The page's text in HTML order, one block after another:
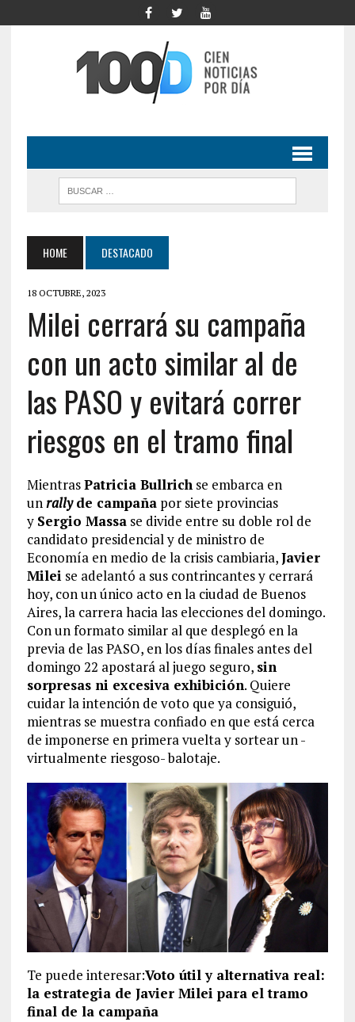
HOME DESTACADO
18 OCTUBRE, 2023
Milei cerrará su campaña
con un acto similar al de
las PASO y evitará correr
riesgos en el tramo final
MientrasPatricia Bullrichse embarca en
unrallyde campañapor siete provincias
y Sergio Massase divide entre su doble rol de
candidato presidencial y de ministro de
Economía en medio de la crisis cambiaria,Javier
Milei se adelantó a sus contrincantes y cerrará
hoy, con un único acto en la ciudad de Buenos
Aires, la carrera hacia las elecciones del domingo.
Con un formato similar al que desplegó en la
previa de las PASO, en los días finales antes del
domingo 22 apostará al juego seguro, sin
sorpresas ni excesiva exhibición. Quiere
cuidar la intención de voto que ya consiguió,
mientras se muestra confiado en que está cerca
de imponerse en primera vuelta y sortear un -
virtualmente riesgoso- balotaje.
Te puede interesar:Voto útil y alternativa real:
la estrategia de Javier Milei para el tramo
final de la campaña